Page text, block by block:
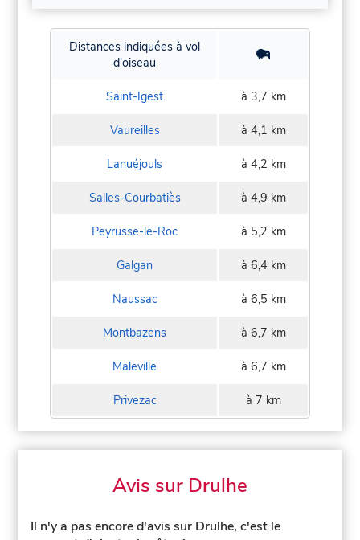
Distances indiquées à vol
d'oiseau
Saint-Igest à 3,7 km
Vaureilles à 4,1 km
Lanuéjouls à 4,2 km
Salles-Courbatiès à 4,9 km
Peyrusse-le-Roc à 5,2 km
Galgan à 6,4 km
Naussac à 6,5 km
Montbazens à 6,7 km
Maleville à 6,7 km
Privezac à 7 km
Avis sur Drulhe
Il n'y a pas encore d'avis sur Drulhe, c'est le